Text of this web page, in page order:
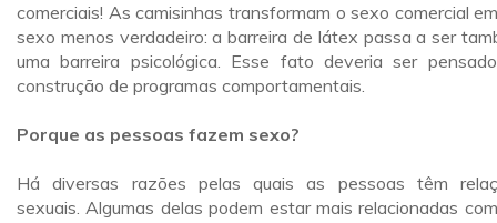
comerciais! As camisinhas transformam o sexo comercial
sexo menos verdadeiro: a barreira de látex passa a ser
uma barreira psicológica. Esse fato deveria ser
construção de programas comportamentais.
Porque as pessoas fazem sexo?
Há diversas razões pelas quais as pessoas têm
sexuais. Algumas delas podem estar mais relacionadas